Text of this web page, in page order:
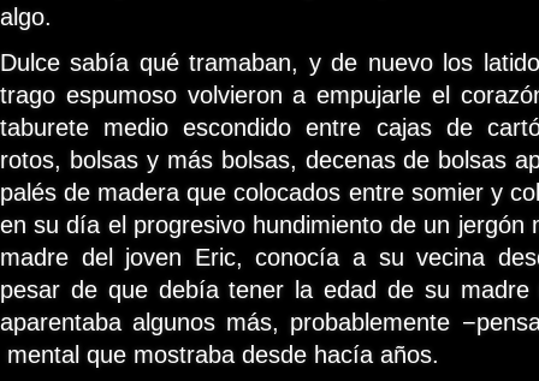
algo.
Dulce sabía qué tramaban, y de nuevo los
trago espumoso volvieron a empujarle el
taburete medio escondido entre cajas de
rotos, bolsas y más bolsas, decenas de bolsas
palés de madera que colocados entre somier y
en su día el progresivo hundimiento de un jergón
madre del joven Eric, conocía a su vecina
pesar de que debía tener la edad de su madre
aparentaba algunos más, probablemente
mental que mostraba desde hacía años.